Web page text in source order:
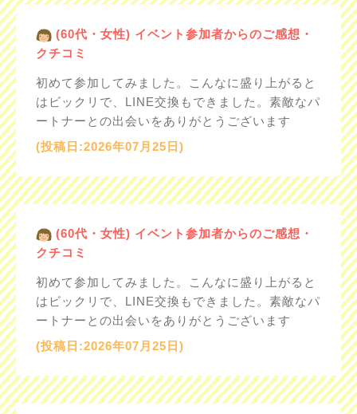
(60代・女性) イベント参加者からのご感想・
クチコミ
初めて参加してみました。こんなに盛り上がると
はビックリで、LINE交換もできました。素敵なパ
ートナーとの出会いをありがとうございます
(投稿日:2026年07月25日)
(60代・女性) イベント参加者からのご感想・
クチコミ
初めて参加してみました。こんなに盛り上がると
はビックリで、LINE交換もできました。素敵なパ
ートナーとの出会いをありがとうございます
(投稿日:2026年07月25日)